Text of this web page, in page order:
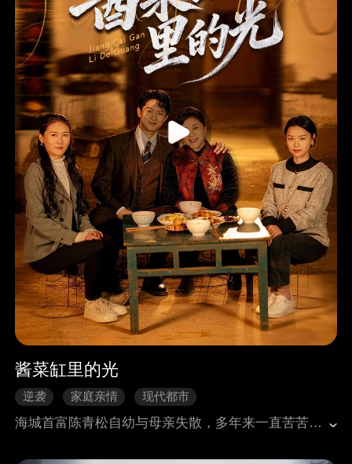
酱菜缸里的光
逆袭 家庭亲情 现代都市
海城首富陈青松自幼与母亲失散，多年来一直苦苦寻亲。偶然间，他凭借独特酱菜香味锁定线索，找到了母亲闫桂香。不料母亲常年遭亲家刁难，两个姐姐也因误会心生隔阂。为低调认亲，陈青松伪装成外卖员，受尽屈辱仍不离不弃，最终含泪认母。此后，对手公司恶意竞标，勾结他人不断陷害母亲，家人也接连遭遇刁难算计。历经重重风波，姐姐们幡然醒悟，一家人携手共渡难关，挫败反派阴谋，让恶人得到严惩。最后阖家团圆，陈青松创办食品公司，传承母亲手艺，以温暖亲情圆满落幕。